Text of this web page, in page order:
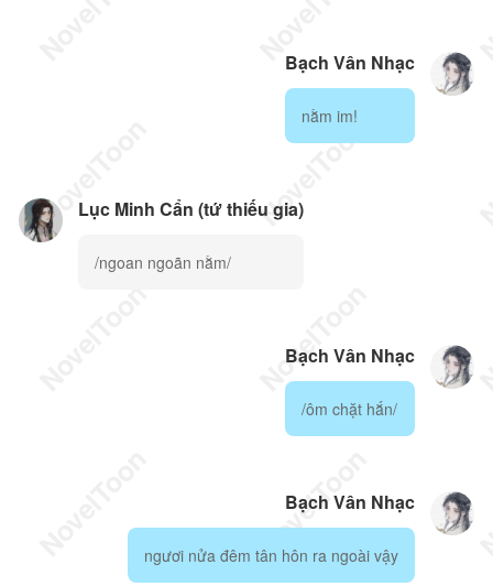
Bạch Vân Nhạc
nằm im!
Lục Minh Cẩn (tứ thiếu gia)
/ngoan ngoãn nằm/
Bạch Vân Nhạc
/ôm chặt hắn/
Bạch Vân Nhạc
ngươi nửa đêm tân hôn ra ngoài vậy